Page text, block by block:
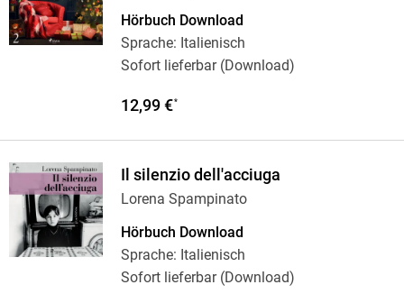
Hörbuch Download
Sprache: Italienisch
Sofort lieferbar (Download)
12,99 €*
Il silenzio dell'acciuga
Lorena Spampinato
Hörbuch Download
Sprache: Italienisch
Sofort lieferbar (Download)